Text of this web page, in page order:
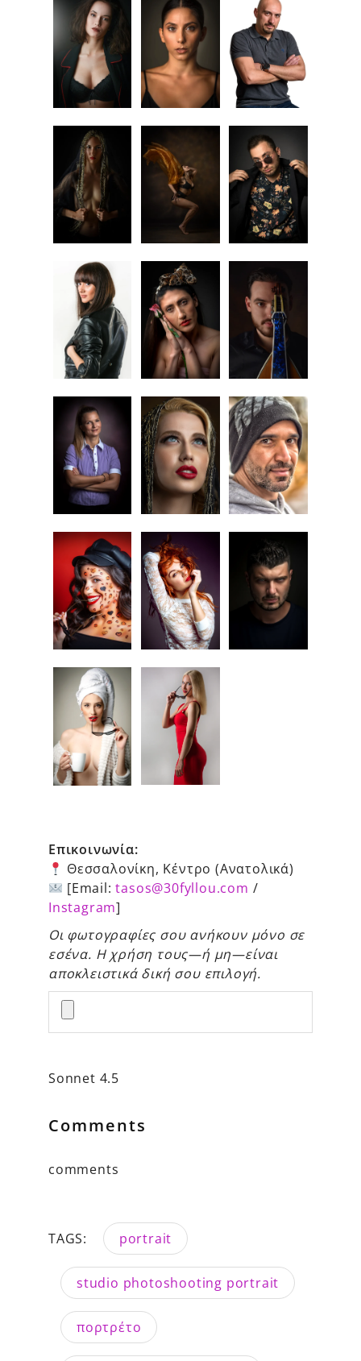
Επικοινωνία:
Θεσσαλονίκη, Κέντρο (Ανατολικά)
[Email:tasos@30fyllou.com /
Instagram]
Οι φωτογραφίες σου ανήκουν μόνο σε
εσένα. Η χρήση τους—ή μη—είναι
αποκλειστικά δική σου επιλογή.
Sonnet 4.5
Comments
comments
TAGS: portrait
studio photoshooting portrait
πορτρέτο